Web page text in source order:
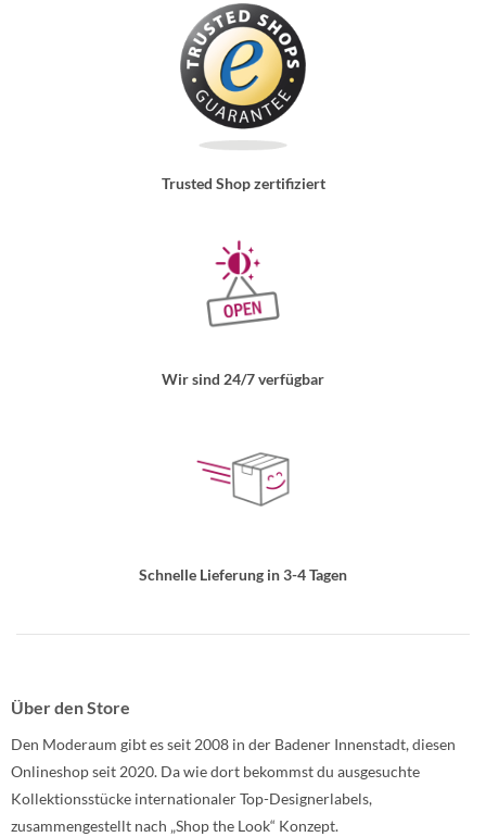
Trusted Shop zertifiziert
Wir sind 24/7 verfügbar
Schnelle Lieferung in 3-4 Tagen
Über den Store
Den Moderaum gibt es seit 2008 in der Badener Innenstadt, diesen
Onlineshop seit 2020. Da wie dort bekommst du ausgesuchte
Kollektionsstücke internationaler Top-Designerlabels,
zusammengestellt nach „Shop the Look“ Konzept.